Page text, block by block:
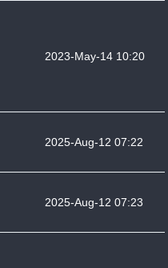
2023-May-14 10:20
2025-Aug-12 07:22
2025-Aug-12 07:23